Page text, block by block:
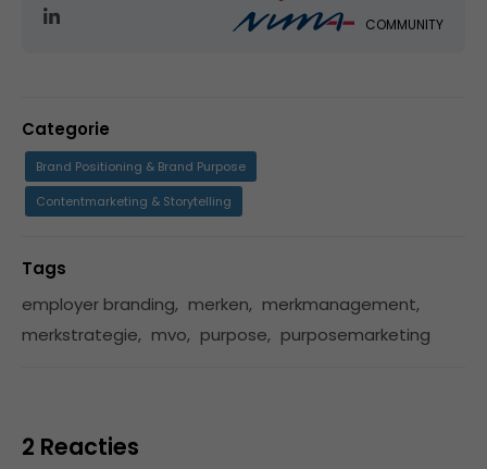
COMMUNITY
Categorie
Brand Positioning & Brand Purpose
Contentmarketing & Storytelling
Tags
employer branding, merken, merkmanagement,
merkstrategie, mvo, purpose, purposemarketing
2 Reacties